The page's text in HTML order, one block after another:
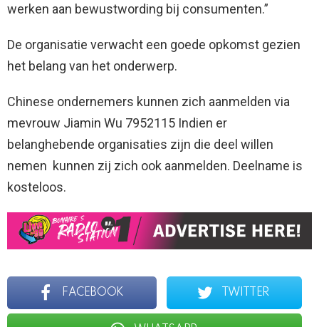
werken aan bewustwording bij consumenten.”
De organisatie verwacht een goede opkomst gezien
het belang van het onderwerp.
Chinese ondernemers kunnen zich aanmelden via
mevrouw Jiamin Wu 7952115 Indien er
belanghebende organisaties zijn die deel willen
nemen kunnen zij zich ook aanmelden. Deelname is
kosteloos.
FACEBOOK TWITTER